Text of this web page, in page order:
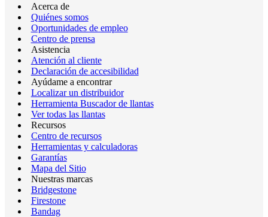
Acerca de
Quiénes somos
Oportunidades de empleo
Centro de prensa
Asistencia
Atención al cliente
Declaración de accesibilidad
Ayúdame a encontrar
Localizar un distribuidor
Herramienta Buscador de llantas
Ver todas las llantas
Recursos
Centro de recursos
Herramientas y calculadoras
Garantías
Mapa del Sitio
Nuestras marcas
Bridgestone
Firestone
Bandag